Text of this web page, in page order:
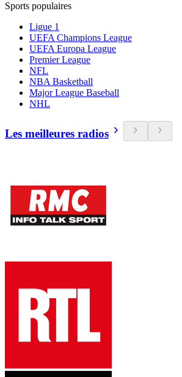
Sports populaires
Ligue 1
UEFA Champions League
UEFA Europa League
Premier League
NFL
NBA Basketball
Major League Baseball
NHL
Les meilleures radios